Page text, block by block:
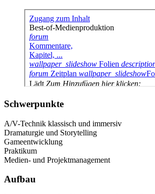
Schwerpunkte
A/V-Technik klassisch und immersiv
Dramaturgie und Storytelling
Gameentwicklung
Praktikum
Medien- und Projektmanagement
Aufbau